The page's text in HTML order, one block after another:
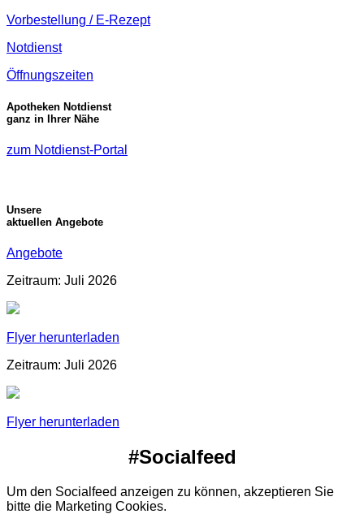
Vorbestellung / E-Rezept
Notdienst
Öffnungszeiten
Apotheken Notdienst
ganz in Ihrer Nähe
zum Notdienst-Portal
Unsere
aktuellen Angebote
Angebote
Zeitraum: Juli 2026
Flyer herunterladen
Zeitraum: Juli 2026
Flyer herunterladen
#Socialfeed
Um den Socialfeed anzeigen zu können, akzeptieren Sie
bitte die Marketing Cookies.